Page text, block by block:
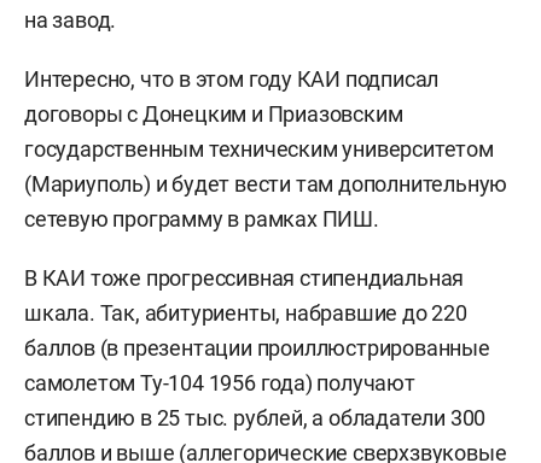
на завод.
Интересно, что в этом году КАИ подписал
договоры с Донецким и Приазовским
государственным техническим университетом
(Мариуполь) и будет вести там дополнительную
сетевую программу в рамках ПИШ.
В КАИ тоже прогрессивная стипендиальная
шкала. Так, абитуриенты, набравшие до 220
баллов (в презентации проиллюстрированные
самолетом Ту-104 1956 года) получают
стипендию в 25 тыс. рублей, а обладатели 300
баллов и выше (аллегорические сверхзвуковые